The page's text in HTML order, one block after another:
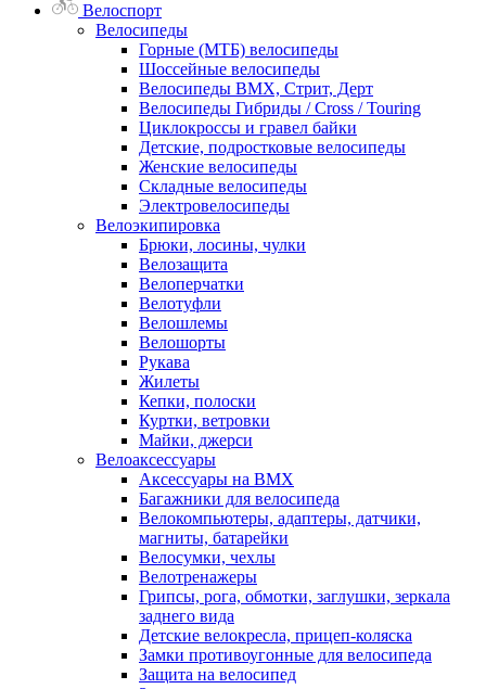
Велоспорт
Велосипеды
Горные (МТБ) велосипеды
Шоссейные велосипеды
Велосипеды BMX, Стрит, Дерт
Велосипеды Гибриды / Cross / Touring
Циклокроссы и гравел байки
Детские, подростковые велосипеды
Женские велосипеды
Складные велосипеды
Электровелосипеды
Велоэкипировка
Брюки, лосины, чулки
Велозащита
Велоперчатки
Велотуфли
Велошлемы
Велошорты
Рукава
Жилеты
Кепки, полоски
Куртки, ветровки
Майки, джерси
Велоаксессуары
Аксессуары на BMX
Багажники для велосипеда
Велокомпьютеры, адаптеры, датчики,
магниты, батарейки
Велосумки, чехлы
Велотренажеры
Грипсы, рога, обмотки, заглушки, зеркала
заднего вида
Детские велокресла, прицеп-коляска
Замки противоугонные для велосипеда
Защита на велосипед